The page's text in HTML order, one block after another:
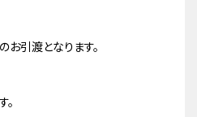
引渡となります。